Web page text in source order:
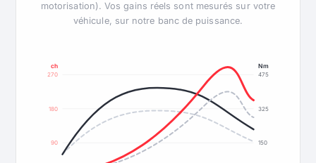
motorisation). Vos gains réels sont mesurés sur votre
véhicule, sur notre banc de puissance.
90
180
270
150
325
475
ch Nm